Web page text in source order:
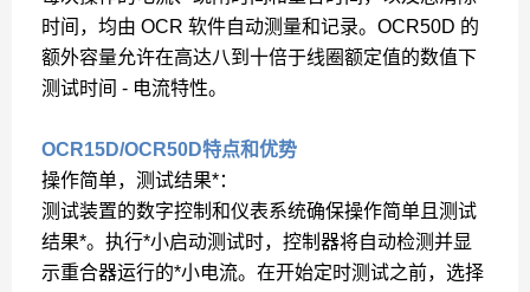
时间，均由 OCR 软件自动测量和记录。OCR50D 的
额外容量允许在高达八到十倍于线圈额定值的数值下
测试时间 - 电流特性。
OCR15D/OCR50D特点和优势
操作简单，测试结果*：
测试装置的数字控制和仪表系统确保操作简单且测试
结果*。执行*小启动测试时，控制器将自动检测并显
示重合器运行的*小电流。在开始定时测试之前，选择